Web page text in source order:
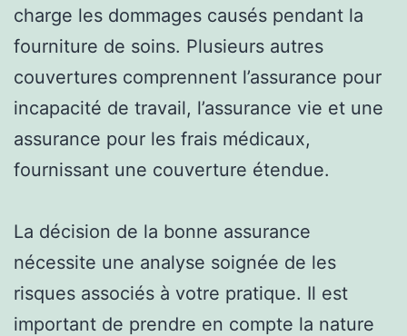
charge les dommages causés pendant la
fourniture de soins. Plusieurs autres
couvertures comprennent l’assurance pour
incapacité de travail, l’assurance vie et une
assurance pour les frais médicaux,
fournissant une couverture étendue.
La décision de la bonne assurance
nécessite une analyse soignée de les
risques associés à votre pratique. Il est
important de prendre en compte la nature